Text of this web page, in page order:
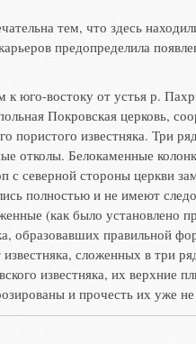
тем, что здесь
предопределила
к юго-востоку от устья р.
Покровская церковь,
пористого известняка. Три
отколы. Белокаменные
с северной стороны церкви
полностью и не имеют
(как было установлено
образовавших правильной
сложенных в три
известняка, их верхние
и прочесть их уже